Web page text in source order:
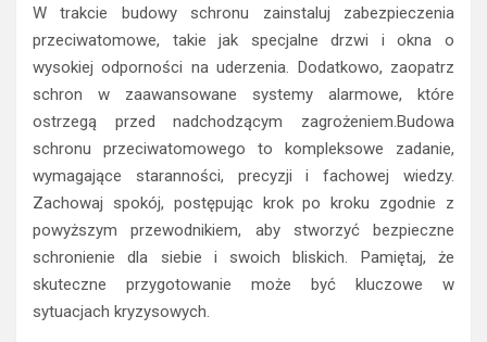
W trakcie budowy schronu zainstaluj zabezpieczenia
przeciwatomowe, takie jak specjalne drzwi i okna o
wysokiej odporności na uderzenia. Dodatkowo, zaopatrz
schron w zaawansowane systemy alarmowe, które
ostrzegą przed nadchodzącym zagrożeniem.Budowa
schronu przeciwatomowego to kompleksowe zadanie,
wymagające staranności, precyzji i fachowej wiedzy.
Zachowaj spokój, postępując krok po kroku zgodnie z
powyższym przewodnikiem, aby stworzyć bezpieczne
schronienie dla siebie i swoich bliskich. Pamiętaj, że
skuteczne przygotowanie może być kluczowe w
sytuacjach kryzysowych.